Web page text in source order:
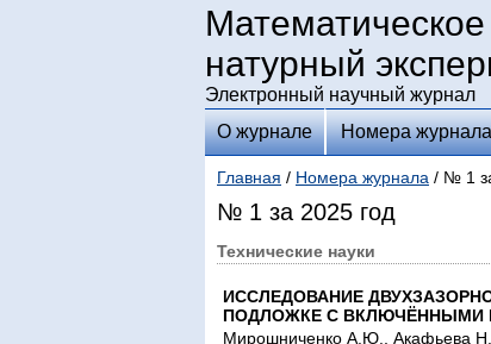
натурный
Электронный научный журнал
О журнале Номера журнала
Главная / Номера журнала / № 1
№ 1 за 2025 год
Технические науки
ИССЛЕДОВАНИЕ
ПОДЛОЖКЕ С ВКЛЮЧЁННЫМИ
Мирошниченко А.Ю., Акафьева